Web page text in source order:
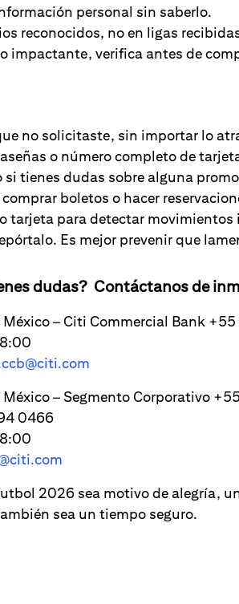
personal sin saberlo.
reconocidos, no en ligas
impactante, verifica antes de
no solicitaste, sin importar lo
o número completo de
tienes dudas sobre alguna
boletos o hacer
tarjeta para detectar movimientos
Es mejor prevenir que
dudas? Contáctanos de
– Citi Commercial Bank
– Segmento Corporativo
0466
2026 sea motivo de alegría,
sea un tiempo seguro.